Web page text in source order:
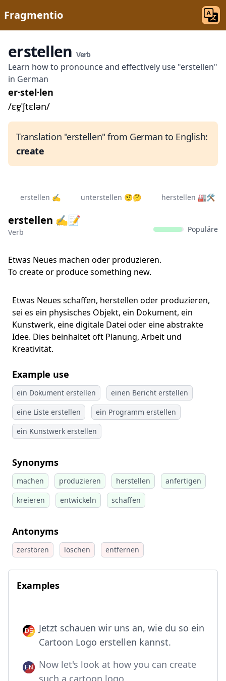
Fragmentio
erstellen Verb
Learn how to pronounce and effectively use "erstellen"
in German
er·stel·len
/ɛɐ̯ˈʃtɛlən/
Translation "erstellen" from German to English:
create
erstellen ✍️ unterstellen 🤨🤔 herstellen 🏭🛠
erstellen ✍️📝
Verb Populäre
Etwas Neues machen oder produzieren.
To create or produce something new.
Etwas Neues schaffen, herstellen oder produzieren,
sei es ein physisches Objekt, ein Dokument, ein
Kunstwerk, eine digitale Datei oder eine abstrakte
Idee. Dies beinhaltet oft Planung, Arbeit und
Kreativität.
Example use
ein Dokument erstellen
einen Bericht erstellen
eine Liste erstellen
ein Programm erstellen
ein Kunstwerk erstellen
Synonyms
machen produzieren herstellen
anfertigen
kreieren
entwickeln schaffen
Antonyms
zerstören löschen entfernen
Examples
Jetzt schauen wir uns an, wie du so ein
Cartoon Logo erstellen kannst.
Now let's look at how you can create
such a cartoon logo.